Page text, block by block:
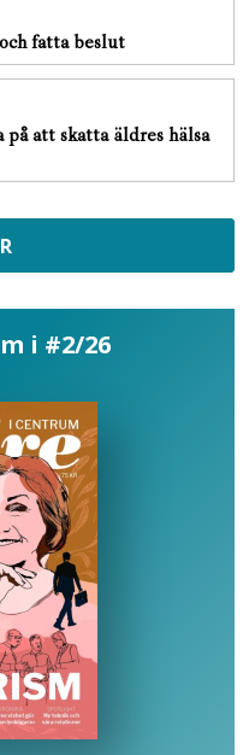
fatta beslut
att skatta äldres hälsa
i #2/26